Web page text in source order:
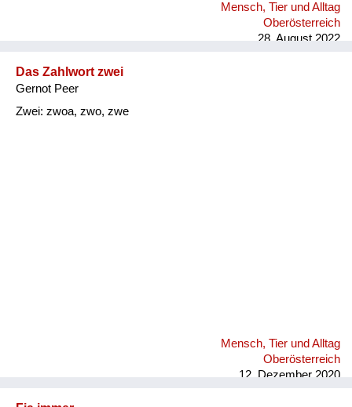
Mensch, Tier und Alltag
Oberösterreich
28. August 2022
Das Zahlwort zwei
Gernot Peer
Zwei: zwoa, zwo, zwe
Mensch, Tier und Alltag
Oberösterreich
12. Dezember 2020